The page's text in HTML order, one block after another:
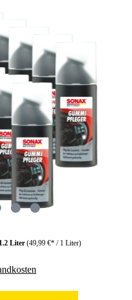
1.2 Liter (49,99 €* / 1 Liter)